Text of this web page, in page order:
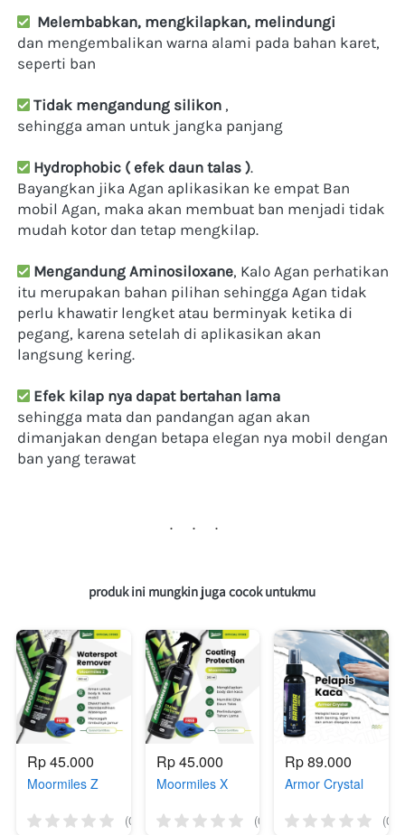
Melembabkan, mengkilapkan, melindungi
dan mengembalikan warna alami pada bahan karet,
seperti ban
Tidak mengandung silikon ,
sehingga aman untuk jangka panjang
Hydrophobic ( efek daun talas ).
Bayangkan jika Agan aplikasikan ke empat Ban
mobil Agan, maka akan membuat ban menjadi tidak
mudah kotor dan tetap mengkilap.
Mengandung Aminosiloxane, Kalo Agan perhatikan
itu merupakan bahan pilihan sehingga Agan tidak
perlu khawatir lengket atau berminyak ketika di
pegang, karena setelah di aplikasikan akan
langsung kering.
Efek kilap nya dapat bertahan lama
sehingga mata dan pandangan agan akan
dimanjakan dengan betapa elegan nya mobil dengan
ban yang terawat
...
produk ini mungkin juga cocok untukmu
Rp 45.000
Moormiles Z
(0)
Rp 45.000
Moormiles X
(0)
Rp 89.000
Armor Crystal
(0)